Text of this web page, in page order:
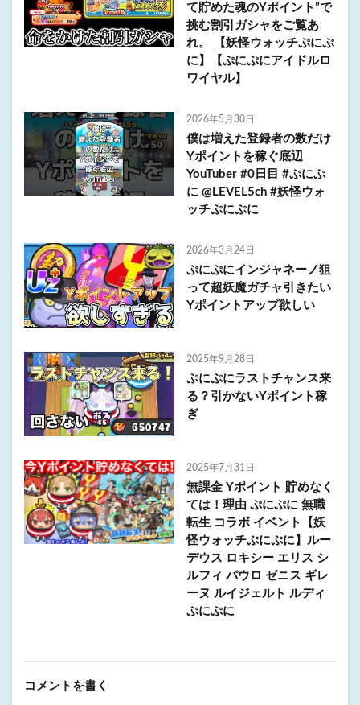
て貯めた魂のYポイント”で
挑む割引ガシャをご覧あ
れ。 【妖怪ウォッチぷにぷ
に】【ぷにぷにアイドルロ
ワイヤル】
2026年5月30日
僕は増えた登録者の数だけ
Yポイントを稼ぐ底辺
YouTuber #0日目 #ぷにぷ
に @LEVEL5ch #妖怪ウォ
ッチぷにぷに
2026年3月24日
ぷにぷにインジャネーノ狙
って超妖魔ガチャ引きたい
Yポイントアップ欲しい
2025年9月28日
ぷにぷにラストチャンス来
る？引かないYポイント稼
ぎ
2025年7月31日
無課金 Yポイント 貯めなく
ては！理由 ぷにぷに 無職
転生 コラボ イベント【妖
怪ウォッチぷにぷに】ルー
デウス ロキシー エリス シ
ルフィ パウロ ゼニス ギレ
ーヌ ルイジェルト ルディ
ぷにぷに
コメントを書く